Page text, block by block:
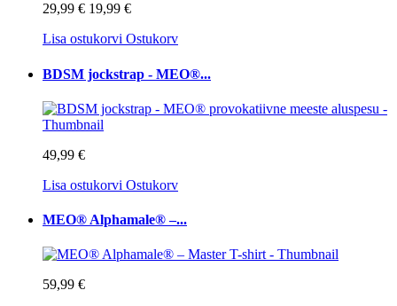
29,99 € 19,99 €
Lisa ostukorvi Ostukorv
BDSM jockstrap - MEO®...
49,99 €
Lisa ostukorvi Ostukorv
MEO® Alphamale® –...
59,99 €